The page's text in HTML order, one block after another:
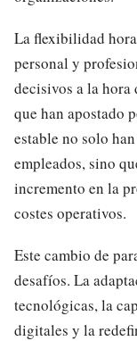
La flexibilidad
personal y
decisivos a la hora
que han apostado
estable no solo
empleados, sino
incremento en la
costes operativos.
Este cambio de
desafíos. La
tecnológicas, la
digitales y la